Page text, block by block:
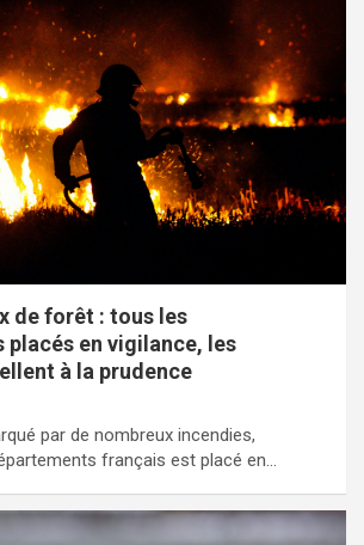
de forêt : tous les
placés en vigilance, les
à la prudence
par de nombreux incendies,
français est placé en…